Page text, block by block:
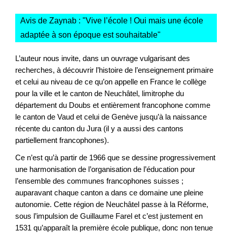
Avis de Zaynab : "Vive l’école ! Oui mais une école
adaptée à son époque est souhaitable"
L’auteur nous invite, dans un ouvrage vulgarisant des
recherches, à découvrir l’histoire de l’enseignement primaire
et celui au niveau de ce qu’on appelle en France le collège
pour la ville et le canton de Neuchâtel, limitrophe du
département du Doubs et entièrement francophone comme
le canton de Vaud et celui de Genève jusqu’à la naissance
récente du canton du Jura (il y a aussi des cantons
partiellement francophones).
Ce n’est qu’à partir de 1966 que se dessine progressivement
une harmonisation de l’organisation de l’éducation pour
l’ensemble des communes francophones suisses ;
auparavant chaque canton a dans ce domaine une pleine
autonomie. Cette région de Neuchâtel passe à la Réforme,
sous l’impulsion de Guillaume Farel et c’est justement en
1531 qu’apparaît la première école publique, donc non tenue